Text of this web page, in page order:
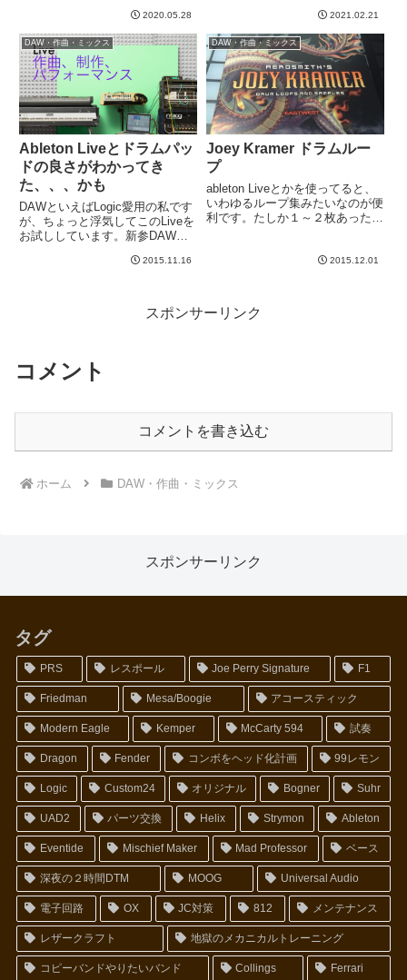
というやつです。メーカーサイト
はこちら。４チャンネルのハイゲ
インアンプっぽいですね！クリー
ン、ク...
2020.05.28
かのドラゴンの動画で弾いて欲し
い的なこと言ってたし。日常の練
習にはなかなか使いにくいとおも
っていたのですが、そんなこと
言...
2021.02.21
DAW・作曲・ミックス
Ableton Liveとドラムパッ
ドの良さがわかってき
た、、、かも
DAWといえばLogic愛用の私です
が、ちょっと浮気してこのLiveを
お試ししています。新参DAWで
着した感じがありますね。ギター
単に業界における立身...
2015.11.16
DAW・作曲・ミックス
Joey Kramer ドラムルー
プ
ableton Liveとかを使ってると、
いわゆるループ集みたいなのが便
利です。たしか１～２枚あったよ
ジョーイ・クレイマーのサンプリ
2015.12.01
スポンサーリンク
コメント
コメントを書き込む
ホーム DAW・作曲・ミックス
スポンサーリンク
タグ
PRS レスポール Joe Perry Signature F1
Friedman Mesa/Boogie アコースティック
Modern Eagle Kemper McCarty 594 試奏
Dragon Fender コンボをヘッド化計画 99レモン
Logic Custom24 オリジナル Bogner Suhr
UAD2 パーツ交換 Helix Strymon Ableton
Eventide Mischief Maker Mad Professor ベース
深夜の２時間DTM MOOG Universal Audio
電子回路 OX JC対策 812 メンテナンス
レザークラフト 地獄のメカニカルトレーニング
コピーバンドやりたいバンド Collings Ferrari